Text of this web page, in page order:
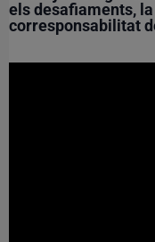
els desafiaments,
corresponsabilitat